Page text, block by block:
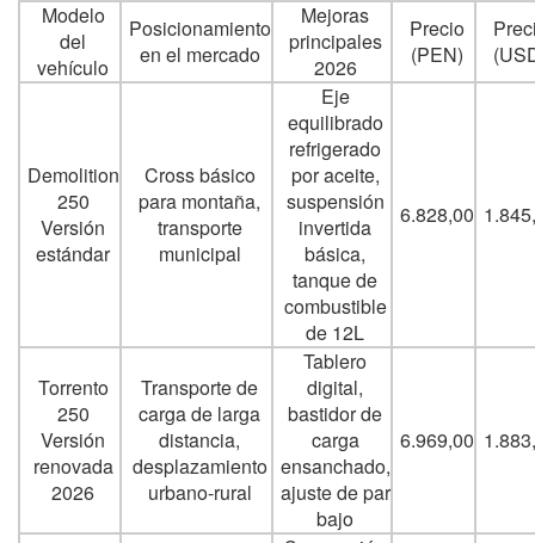
Modelo
del
vehículo
Posicionamiento
en el mercado
Mejoras
principales
2026
Precio
(PEN)
Demolition
250
Versión
estándar
Cross básico
para montaña,
transporte
municipal
Eje
equilibrado
refrigerado
por aceite,
suspensión
invertida
básica,
tanque de
combustible
de 12L
6.828,00
Torrento
250
Versión
renovada
2026
Transporte de
carga de larga
distancia,
desplazamiento
urbano-rural
Tablero
digital,
bastidor de
carga
ensanchado,
ajuste de par
bajo
6.969,00